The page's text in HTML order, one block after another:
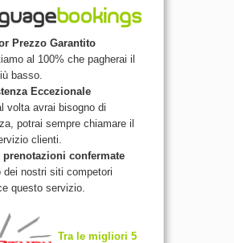
Prezzo Garantito
al 100% che pagherai il
basso.
Eccezionale
volta avrai bisogno di
potrai sempre chiamare il
clienti.
prenotazioni confermate
dei nostri siti competori
questo servizio.
Tra le migliori 5